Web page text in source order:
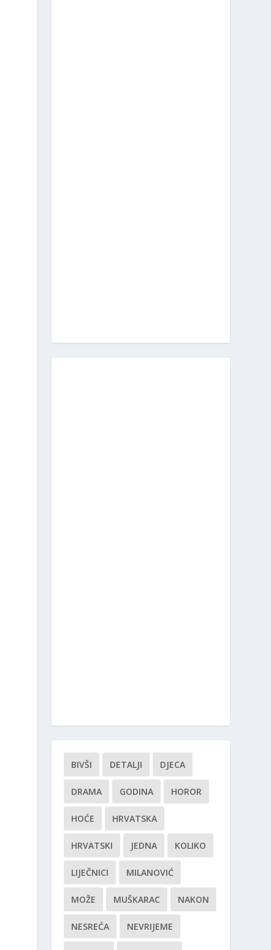
BIVŠI DETALJI DJECA
DRAMA GODINA HOROR
HOĆE HRVATSKA
HRVATSKI JEDNA KOLIKO
LIJEČNICI MILANOVIĆ
MOŽE MUŠKARAC NAKON
NESREĆA NEVRIJEME